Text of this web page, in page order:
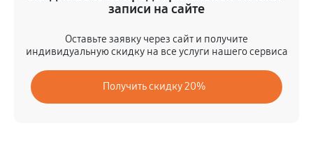
Замена платы лазерного модуля
40 минут
Профилактика (чистка, смазка, пряжка)
600 руб 40 минут
записи на сайте
Оставьте заявку через сайт и получите
индивидуальную скидку на все услуги нашего сервиса
Получить скидку 20%